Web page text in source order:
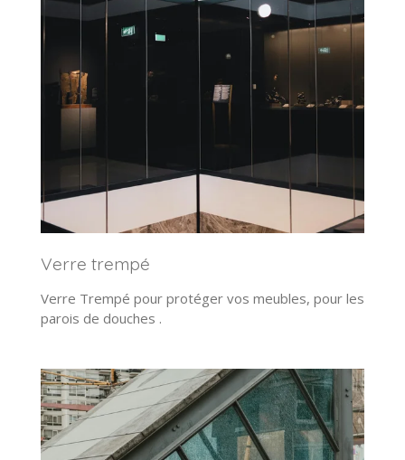
Verre trempé
Verre Trempé pour protéger vos meubles, pour les
parois de douches .